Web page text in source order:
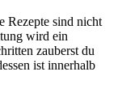
Rezepte sind nicht
wird ein
zauberst du
ist innerhalb